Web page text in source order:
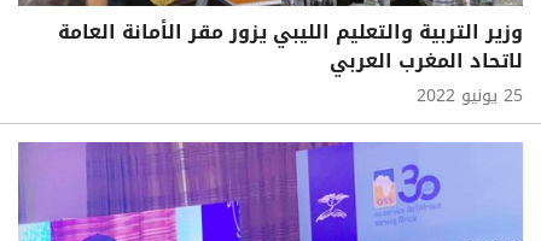
وزير التربية والتعليم الليبي يزور مقر الأمانة العامة
لاتحاد المغرب العربي
25 يونيو 2022